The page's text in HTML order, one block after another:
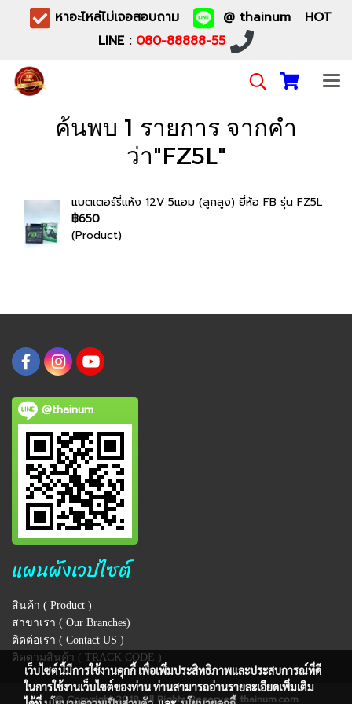
หาอะไหล่ไม่เจอสอบถาม
@ thainum HOT
LINE : 080-88888-55
ค้นพบ 1 รายการ จากคำ
ว่า"FZ5L"
แบตเตอร์รี่แห้ง 12V 5แอม (ลูกสูง) ยี่ห้อ FB รุ่น FZ5L
฿650
(Product)
@thainum
แผนผังเวปไซต์
สินค้า ( Product )
สาขาเรา ( Our Branches)
ติดต่อเรา ( Contact US )
ติดตามสินค้า ( TRACK CODE )
@ Copyright 2018 All Rights Reserved. thainum.com
เว็บไซต์นี้มีการใช้งานคุกกี้ เพื่อเพิ่มประสิทธิภาพและประสบการณ์ที่ดี
ในการใช้งานเว็บไซต์ของท่าน ท่านสามารถอ่านรายละเอียดเพิ่มเติม